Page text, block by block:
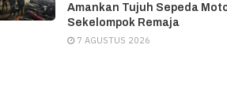
Amankan Tujuh Sepeda
Sekelompok Remaja
7 AGUSTUS 2026